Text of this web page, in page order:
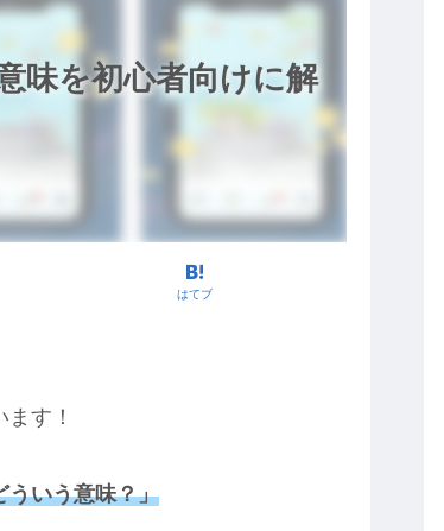
味を初心者向けに解
はてブ
す！
ういう意味？」